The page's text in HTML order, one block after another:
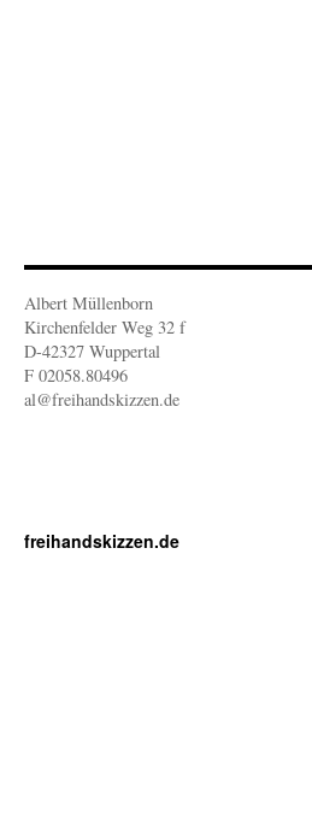
Albert Müllenborn
Kirchenfelder Weg 32 f
D-42327 Wuppertal
F 02058.80496
al@freihandskizzen.de
freihandskizzen.de